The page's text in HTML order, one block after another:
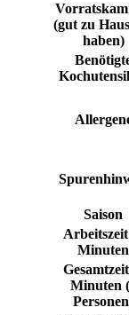
(gut zu
haben)
Saison
Minuten
Minuten